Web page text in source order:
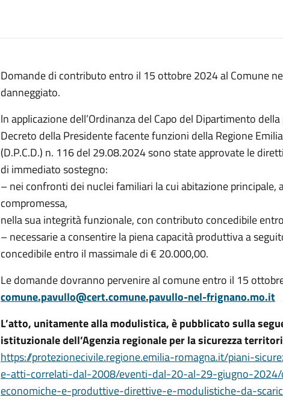
Domande di contributo entro il 15 ottobre 2024 al Comune
danneggiato.
ln applicazione dell’Ordinanza del Capo del Dipartimento
Decreto della Presidente facente funzioni della Regione
(D.P.C.D.) n. 116 del 29.08.2024 sono state approvate le
di immediato sostegno:
– nei confronti dei nuclei familiari la cui abitazione
compromessa,
nella sua integrità funzionale, con contributo concedibile
– necessarie a consentire la piena capacità produttiva a
concedibile entro il massimale di € 20.000,00.
Le domande dovranno pervenire al comune entro il 15
comune.pavullo@cert.comune.pavullo-nel-frignano.mo.it
L’atto, unitamente alla modulistica, è pubblicato sulla
istituzionale dell’Agenzia regionale per la sicurezza
https://protezionecivile.regione.emilia-romagna.it/piani-
e-atti-correlati-dal-2008/eventi-dal-20-al-29-giugno-
economiche-e-produttive-direttive-e-modulistiche-da-